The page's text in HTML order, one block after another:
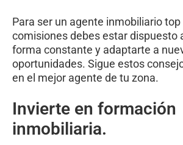
Para ser un agente inmobiliario
comisiones debes estar dispuesto
forma constante y adaptarte a
oportunidades. Sigue estos
en el mejor agente de tu zona.
Invierte en formación
inmobiliaria.